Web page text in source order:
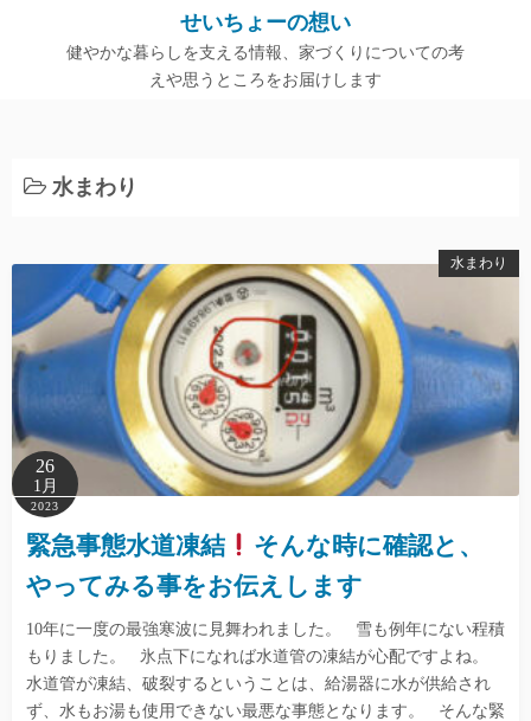
ッ
せいちょーの想い
健やかな暮らしを支える情報、家づくりについての考
えや思うところをお届けします
水まわり
水まわり
26
1月
2023
緊急事態水道凍結
そんな時に確認と、
やってみる事をお伝えします
10年に一度の最強寒波に見舞われました。 雪も例年にない程積
もりました。 氷点下になれば水道管の凍結が心配ですよね。
水道管が凍結、破裂するということは、給湯器に水が供給され
ず、水もお湯も使用できない最悪な事態となります。 そんな緊